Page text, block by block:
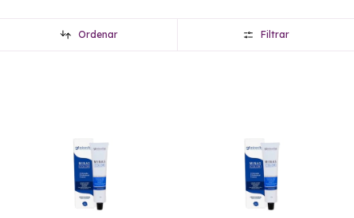
Ordenar Filtrar